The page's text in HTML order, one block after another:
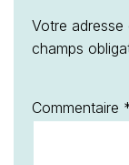
Votre adresse
champs
Commentaire